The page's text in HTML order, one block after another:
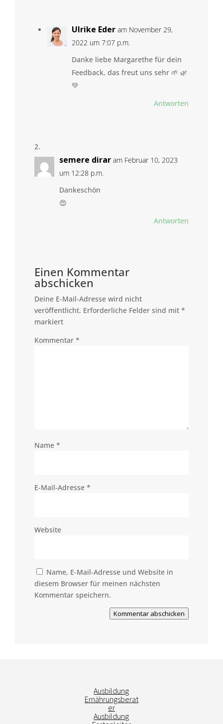
Ulrike Eder am November 29,
2022 um 7:07 p.m.
Danke liebe Margarethe für dein
Feedback, das freut uns sehr 🌱 🌿
💚
Antworten
semere dirar am Februar 10, 2023
um 12:28 p.m.
Dankeschön
😍
Antworten
Einen Kommentar
abschicken
Deine E-Mail-Adresse wird nicht
veröffentlicht. Erforderliche Felder sind mit *
markiert
Kommentar *
Name *
E-Mail-Adresse *
Website
Name, E-Mail-Adresse und Website in
diesem Browser für meinen nächsten
Kommentar speichern.
Kommentar abschicken
Ausbildung
Ernährungsberat
er
Ausbildung